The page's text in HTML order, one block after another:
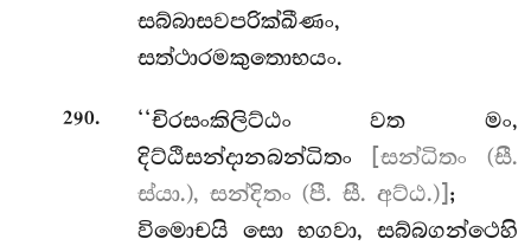
සබ්බාසවපරික්ඛීණං,
සත්ථාරමකුතොභයං.
290.
‘‘චිරසංකිලිට්ඨං වත මං,
දිට්ඨිසන්දානබන්ධිතං
[සන්ධිතං (සී.
ස්යා.), සන්දිතං (පී. සී. අට්ඨ.)] ;
විමොචයි සො භගවා, සබ්බගන්ථෙහි